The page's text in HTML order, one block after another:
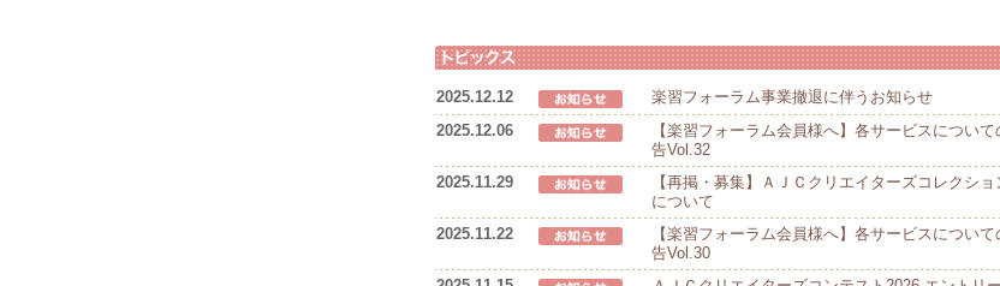
2025.12.12
楽習フォーラム事業撤退に伴うお知らせ
2025.12.06
【楽習フォーラム会員様へ】各サービスについ
告Vol.32
2025.11.29
【再掲・募集】ＡＪＣクリエイターズコレクシ
について
2025.11.22
【楽習フォーラム会員様へ】各サービスについ
告Vol.30